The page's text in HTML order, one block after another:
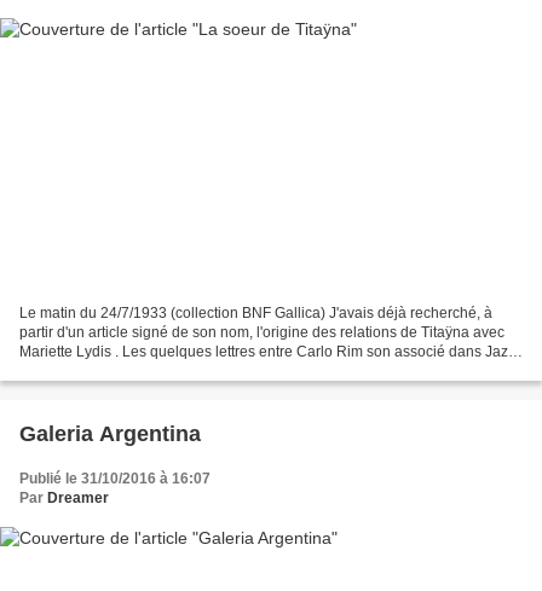
Le matin du 24/7/1933 (collection BNF Gallica) J'avais déjà recherché, à
partir d'un article signé de son nom, l'origine des relations de Titaÿna avec
Mariette Lydis . Les quelques lettres entre Carlo Rim son associé dans Jazz
Galeria Argentina
Publié le 31/10/2016 à 16:07
Par Dreamer